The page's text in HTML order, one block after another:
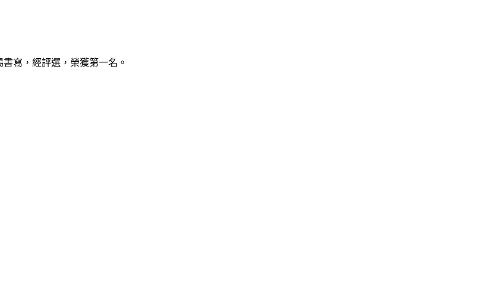
寫，經評選，榮獲第一名。